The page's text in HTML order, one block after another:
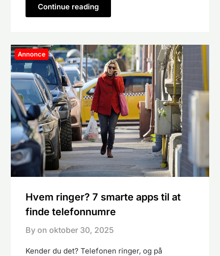
Continue reading
Annonce
Hvem ringer? 7 smarte apps til at
finde telefonnumre
By on oktober 30, 2025
Kender du det? Telefonen ringer, og på